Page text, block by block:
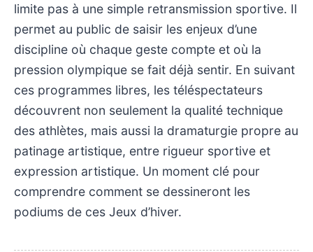
limite pas à une simple retransmission sportive. Il
permet au public de saisir les enjeux d’une
discipline où chaque geste compte et où la
pression olympique se fait déjà sentir. En suivant
ces programmes libres, les téléspectateurs
découvrent non seulement la qualité technique
des athlètes, mais aussi la dramaturgie propre au
patinage artistique, entre rigueur sportive et
expression artistique. Un moment clé pour
comprendre comment se dessineront les
podiums de ces Jeux d’hiver.